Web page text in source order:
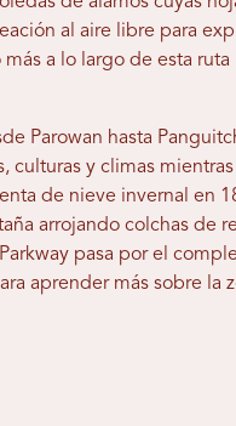
al aire libre para
a lo largo de esta
Parowan hasta
culturas y climas
de nieve invernal en
arrojando colchas de
pasa por el
aprender más sobre la